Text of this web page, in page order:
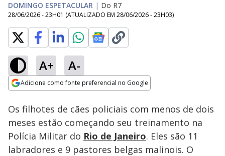
DOMINGO ESPETACULAR | Do R7
28/06/2026 - 23H01 (ATUALIZADO EM 28/06/2026 - 23H03)
A+ A-
Adicione como fonte preferencial no Google
Ativar
Loaded
12.83%
Os filhotes de cães policiais com menos de dois
meses estão começando seu treinamento na
Polícia Militar do Rio de Janeiro. Eles são 11
labradores e 9 pastores belgas malinois. O